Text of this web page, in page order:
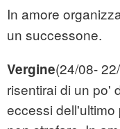
In amore
un successone.
Vergine(24/08-
risentirai di un po'
eccessi dell'ultimo